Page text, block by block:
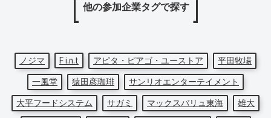
他の参加企業タグで探す
ノジマ F i.n.t アピタ・ピアゴ・ユーストア
平田牧場
一風堂
猿田彦珈琲
サンリオエンターテイメント
大平フードシステム
サガミ マックスバリュ東海
雄大